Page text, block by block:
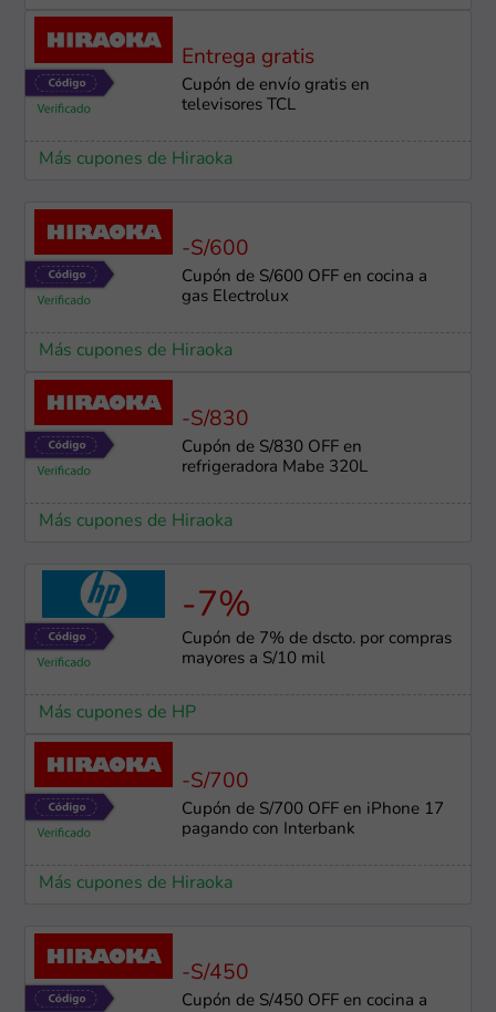
Entrega gratis
Cupón de envío gratis en
televisores TCL
Más cupones de Hiraoka
-S/600
Cupón de S/600 OFF en cocina a
gas Electrolux
Más cupones de Hiraoka
-S/830
Cupón de S/830 OFF en
refrigeradora Mabe 320L
Más cupones de Hiraoka
-7%
Cupón de 7% de dscto. por compras
mayores a S/10 mil
Más cupones de HP
-S/700
Cupón de S/700 OFF en iPhone 17
pagando con Interbank
Más cupones de Hiraoka
-S/450
Cupón de S/450 OFF en cocina a